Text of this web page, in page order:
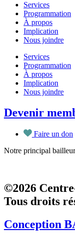
Services
Programmation
À propos
Implication
Nous joindre
Services
Programmation
À propos
Implication
Nous joindre
Devenir
Faire un don
Notre principal
©2026
Tous droits
Conception